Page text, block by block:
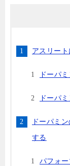
アスリー
ドーパ
ドーパ
ドーパミ
する
パフォ